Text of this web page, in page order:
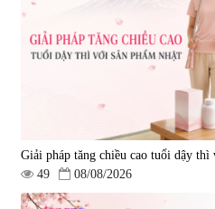
Giải pháp tăng chiều cao tuổi dậy thì
49
08/08/2026